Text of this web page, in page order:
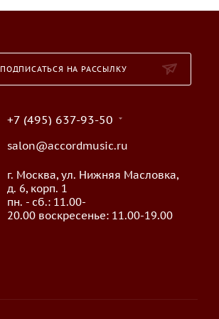
ПОДПИСАТЬСЯ НА РАССЫЛКУ
+7 (495) 637-93-50
salon@accordmusic.ru
г. Москва, ул. Нижняя Масловка,
д. 6, корп. 1
пн. - сб.: 11.00-
20.00 воскресенье: 11.00-19.00